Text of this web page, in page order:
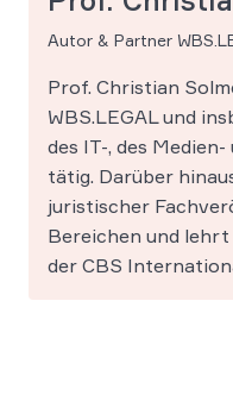
Autor & Partner
Prof. Christian
WBS.LEGAL und
des IT-, des
tätig. Darüber
juristischer
Bereichen und
der CBS